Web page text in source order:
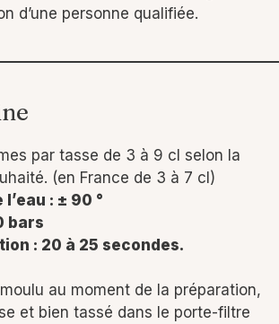
d’une personne qualifiée.
par tasse de 3 à 9 cl selon la
(en France de 3 à 7 cl)
: ± 90 °
bars
: 20 à 25 secondes.
au moment de la préparation,
et bien tassé dans le porte-filtre